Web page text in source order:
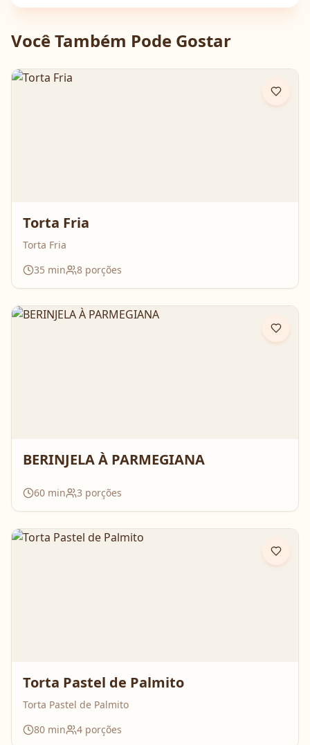
Você Também Pode Gostar
Torta Fria
Torta Fria
35 min 8 porções
BERINJELA À PARMEGIANA
60 min 3 porções
Torta Pastel de Palmito
Torta Pastel de Palmito
80 min 4 porções